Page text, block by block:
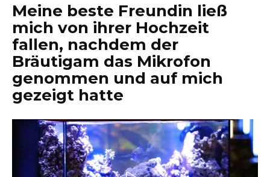
Meine beste Freundin ließ
mich von ihrer Hochzeit
fallen, nachdem der
Bräutigam das Mikrofon
genommen und auf mich
gezeigt hatte